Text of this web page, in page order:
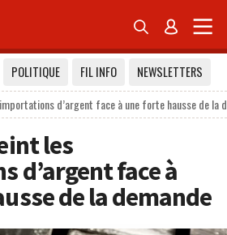
 
POLITIQUE FIL INFO
NEWSLETTERS
d’argent face à une forte hausse de la
les
d’argent face à
de la demande